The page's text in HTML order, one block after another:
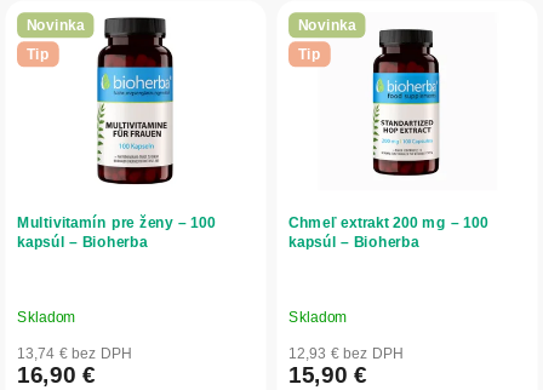
o
d
u
ý
p
d
u
o
v
Novinka
Tip
Multivitamín pre ženy – 100
kapsúl – Bioherba
Skladom
13,74 € bez DPH
16,90 €
Novinka
Tip
Chmeľ extrakt 200 mg – 100
kapsúl – Bioherba
Skladom
12,93 € bez DPH
15,90 €